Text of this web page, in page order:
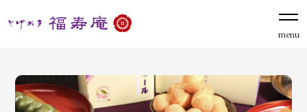
menu